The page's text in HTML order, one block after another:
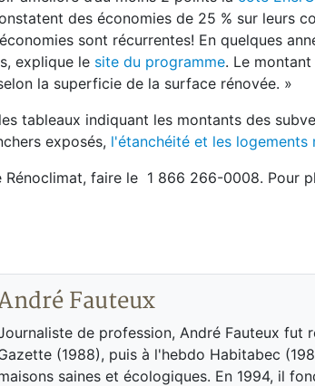
des économies de 25 % sur leurs
sont récurrentes! En quelques
explique le site du programme. Le montant
la superficie de la surface rénovée. »
tableaux indiquant les montants des
exposés, l'étanchéité et les logements
Rénoclimat, faire le 1 866 266-0008. Pour
Fauteux
de profession, André Fauteux fut
(1988), puis à l'hebdo Habitabec
saines et écologiques. En 1994, il